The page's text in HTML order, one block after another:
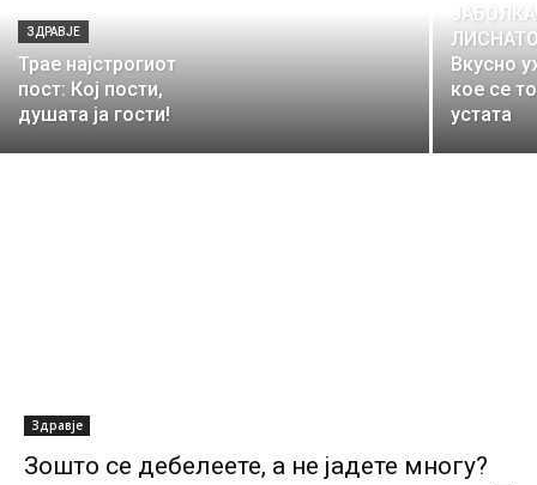
ЗДРАВЈЕ
Трае најстрогиот
пост: Кој пости,
душата ја гости!
Вкусно
кое се
устата
Здравје
Зошто се дебелеете, а не јадете многу?